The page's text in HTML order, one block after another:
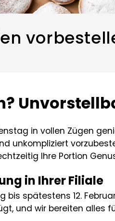
in vollen Zügen
unkompliziert
Ihre Portion
in Ihrer Filiale
spätestens 12.
und wir bereiten alles